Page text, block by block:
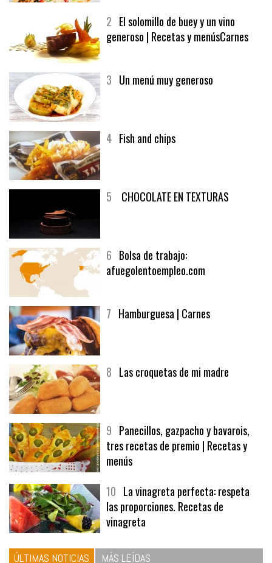
2 El solomillo de buey y un vino
generoso | Recetas y menúsCarnes
3 Un menú muy generoso
4 Fish and chips
5 CHOCOLATE EN TEXTURAS
6 Bolsa de trabajo:
afuegolentoempleo.com
7 Hamburguesa | Carnes
8 Las croquetas de mi madre
9 Panecillos, gazpacho y bavarois,
tres recetas de premio | Recetas y
menús
10 La vinagreta perfecta: respeta
las proporciones. Recetas de
vinagreta
ÚLTIMAS NOTICIAS MÁS LEÍDAS